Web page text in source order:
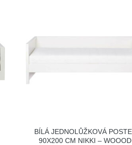
BÍLÁ JEDNOLŮŽKOVÁ
90X200 CM NIKKI – WOOOD